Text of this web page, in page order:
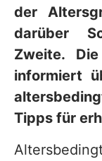
der
darüber
Zweite. Die
informiert
Tipps für